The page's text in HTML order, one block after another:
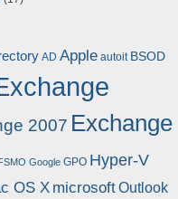
AD Apple autoit BSOD
2007 Exchange
Google GPO Hyper-V
OS X microsoftOutlook